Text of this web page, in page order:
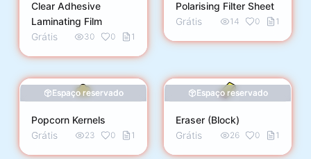
Clear Adhesive
Laminating Film
Grátis
30 0 1
Polarising Filter Sheet
Grátis
14 0 1
Espaço reservado
Popcorn Kernels
Grátis
23 0 1
Espaço reservado
Eraser (Block)
Grátis
26 0 1